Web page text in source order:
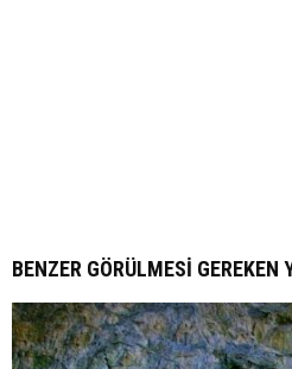
BENZER GÖRÜLMESI GEREKEN